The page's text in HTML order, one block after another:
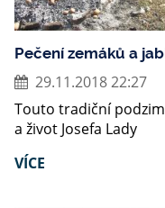
Pečení zemáků a
29.11.2018 22:27
Touto tradiční
a život Josefa Lady
VÍCE